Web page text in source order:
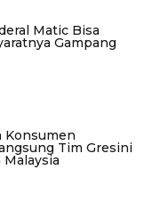
Matic Bisa
Gampang
Konsumen
Tim Gresini